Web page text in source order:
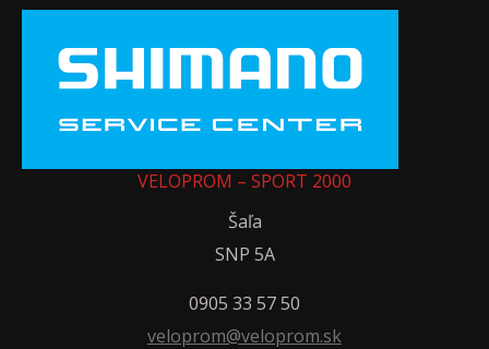
VELOPROM – SPORT 2000
Šaľa
SNP 5A
0905 33 57 50
veloprom@veloprom.sk